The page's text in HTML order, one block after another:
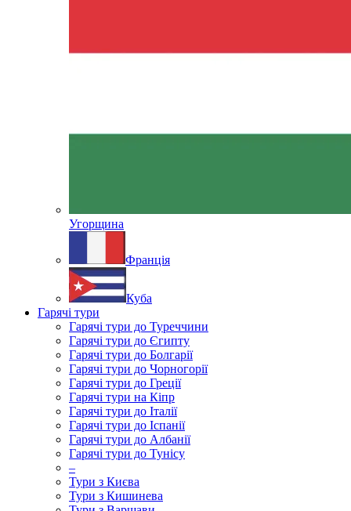
Угорщина
Франція
Куба
Гарячі тури
Гарячі тури до Туреччини
Гарячі тури до Єгипту
Гарячі тури до Болгарії
Гарячі тури до Чорногорії
Гарячі тури до Греції
Гарячі тури на Кіпр
Гарячі тури до Італії
Гарячі тури до Іспанії
Гарячі тури до Албанії
Гарячі тури до Тунісу
–
Тури з Києва
Тури з Кишинева